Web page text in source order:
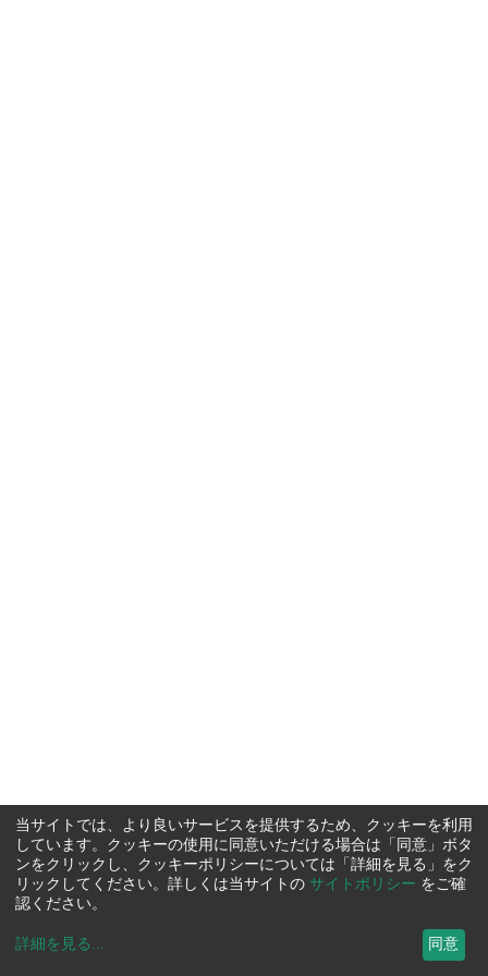
当サイトでは、より良いサービスを提供するため、クッキーを利用
しています。クッキーの使用に同意いただける場合は「同意」ボタ
ンをクリックし、クッキーポリシーについては「詳細を見る」をク
リックしてください。詳しくは当サイトの サイトポリシー をご確
認ください。
詳細を見る ... 同意